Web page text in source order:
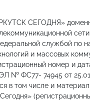
СЕГОДНЯ»
службой по
и массовых
номер и
№ ФС77- 74945 от
в том числе и
Сегодня»